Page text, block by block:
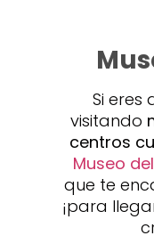
Si eres
visitando
centros
Museo
que te
¡para